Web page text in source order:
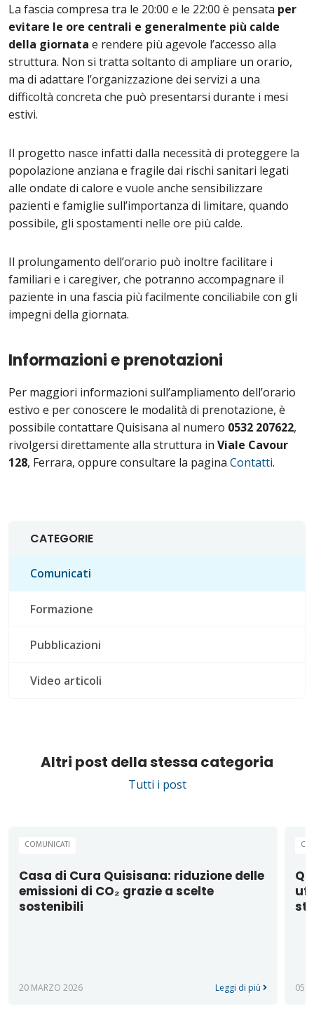
La fascia compresa tra le 20:00 e le 22:00 è pensata per
evitare le ore centrali e generalmente più calde
della giornata e rendere più agevole l’accesso alla
struttura. Non si tratta soltanto di ampliare un orario,
ma di adattare l’organizzazione dei servizi a una
difficoltà concreta che può presentarsi durante i mesi
estivi.
Il progetto nasce infatti dalla necessità di proteggere la
popolazione anziana e fragile dai rischi sanitari legati
alle ondate di calore e vuole anche sensibilizzare
pazienti e famiglie sull’importanza di limitare, quando
possibile, gli spostamenti nelle ore più calde.
Il prolungamento dell’orario può inoltre facilitare i
familiari e i caregiver, che potranno accompagnare il
paziente in una fascia più facilmente conciliabile con gli
impegni della giornata.
Informazioni e prenotazioni
Per maggiori informazioni sull’ampliamento dell’orario
estivo e per conoscere le modalità di prenotazione, è
possibile contattare Quisisana al numero 0532 207622,
rivolgersi direttamente alla struttura in Viale Cavour
128, Ferrara, oppure consultare la pagina Contatti.
CATEGORIE
Comunicati
Formazione
Pubblicazioni
Video articoli
Altri post della stessa categoria
Tutti i post
COMUNICATI
Casa di Cura Quisisana: riduzione delle
emissioni di CO₂ grazie a scelte
sostenibili
20 MARZO 2026 Leggi di più 05